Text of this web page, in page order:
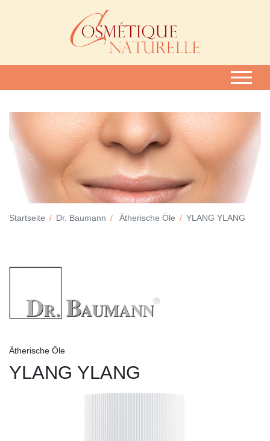
Startseite Dr. Baumann Ätherische Öle YLANG YLANG
Ätherische Öle
YLANG YLANG